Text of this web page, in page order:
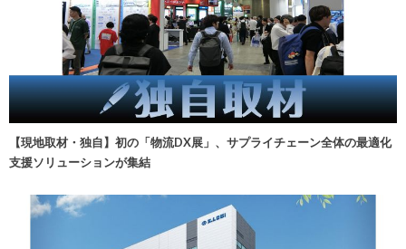
【現地取材・独自】初の「物流DX展」、サプライチェーン全体の最適化
支援ソリューションが集結